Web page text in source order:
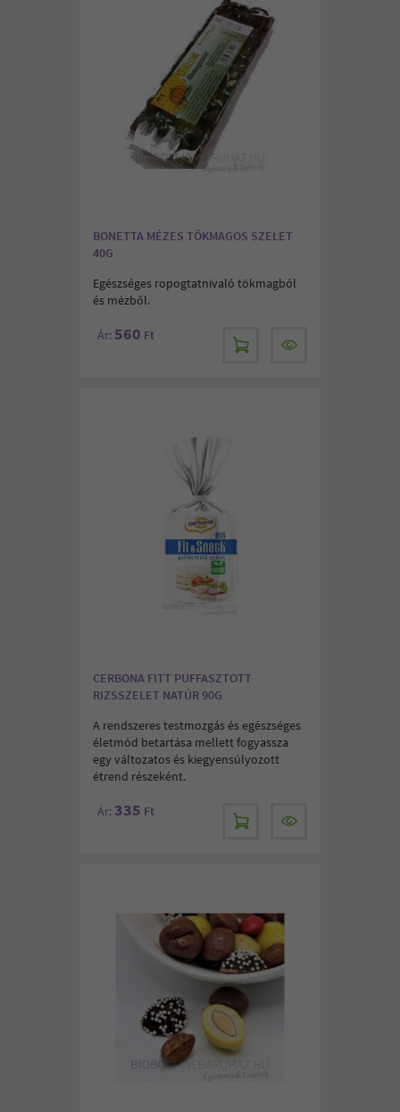
BONETTA MÉZES TÖKMAGOS SZELET
40G
Egészséges ropogtatnivaló tökmagból
és mézből.
Ár: 560 Ft
CERBONA FITT PUFFASZTOTT
RIZSSZELET NATÚR 90G
A rendszeres testmozgás és egészséges
életmód betartása mellett fogyassza
egy változatos és kiegyensúlyozott
étrend részeként.
Ár: 335 Ft